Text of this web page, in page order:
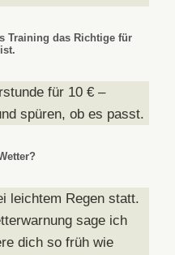
Training das Richtige für
für 10 € –
spüren, ob es passt.
leichtem Regen statt.
sage ich
dich so früh wie